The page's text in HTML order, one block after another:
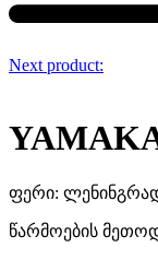
Next product:
ფერი:
წარმოების